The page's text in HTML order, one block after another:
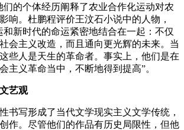
们的个体经历阐释了农业合作化运动对农
响。杜鹏程评价王汶石小说中的人物，
和新时代的命运紧密地结合在一起：不仅
会主义改造，而且通向更光辉的未来。当
些人是天生的革命者。事实上，他们是在
主义革命当中，不断地得到提高”。
艺观
书写形成了当代文学现实主义文学传统，
作。尽管他们的作品有历史局限性，但他